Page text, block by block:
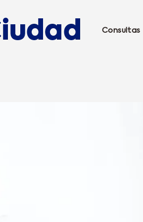
Consultas